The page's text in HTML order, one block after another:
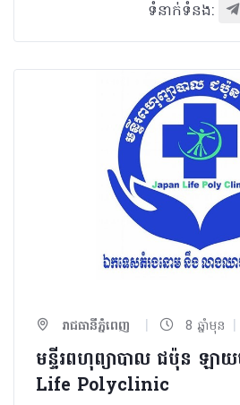
ទំនាក់ទំនង:
រាជធានីភ្នំពេញ | 8 ឆ្នាំមុន |
មន្ទីរពហុព្យាបាល​ ជប៉ុន ឡា
Life Polyclinic